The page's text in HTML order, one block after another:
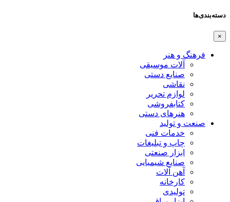
دسته‌بندی‌ها
×
فرهنگ و هنر
آلات موسیقی
صنایع دستی
نقاشی
لوازم تحریر
کتابفروشی
هنرهای دستی
صنعت و تولید
خدمات فنی
چاپ و تبلیغات
ابزار صنعتی
صنایع شیمیایی
آهن آلات
کارخانه
تولیدی